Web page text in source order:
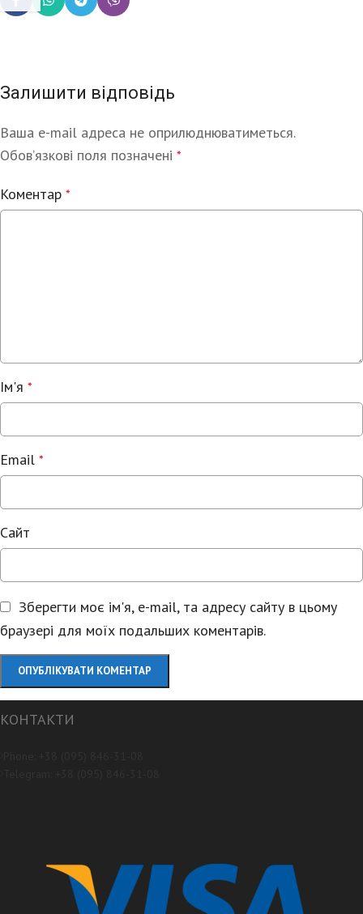
Залишити відповідь
Ваша e-mail адреса не оприлюднюватиметься.
Обов’язкові поля позначені *
Коментар *
Ім'я *
Email *
Сайт
Зберегти моє ім'я, e-mail, та адресу сайту в цьому
браузері для моїх подальших коментарів.
Alternative:
КОНТАКТИ